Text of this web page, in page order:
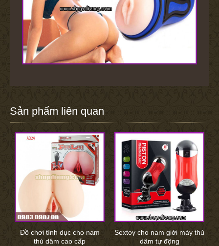
Sản phẩm liên quan
Đồ chơi tình dục cho nam
thủ dâm cao cấp
Sextoy cho nam giới máy thủ
dâm tự động